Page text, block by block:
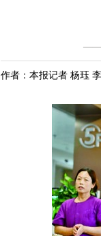
——
作者：本报记者 杨珏